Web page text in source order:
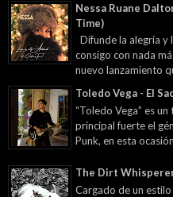
Nessa Ruane
Time)
Difunde la alegría y
consigo con nada
nuevo lanzamiento
Toledo Vega - El
“Toledo Vega” es
principal fuerte el
Punk, en esta
The Dirt
Cargado de un